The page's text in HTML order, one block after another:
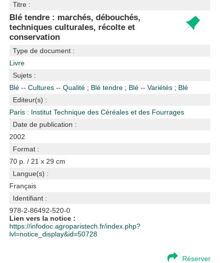
Titre :
Blé tendre : marchés, débouchés,
techniques culturales, récolte et
conservation
Type de document :
Livre
Sujets :
Blé -- Cultures -- Qualité ; Blé tendre ; Blé -- Variétés ; Blé
Editeur(s) :
Paris : Institut Technique des Céréales et des Fourrages
Date de publication :
2002
Format :
70 p. / 21 x 29 cm
Langue(s) :
Français
Identifiant :
978-2-86492-520-0
Lien vers la notice :
https://infodoc.agroparistech.fr/index.php?
lvl=notice_display&id=50728
Réserver